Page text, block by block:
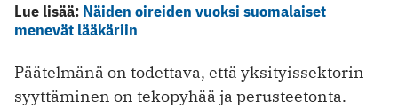
Lue lisää: Näiden oireiden vuoksi suomalaiset
menevät lääkäriin
Päätelmänä on todettava, että yksityissektorin
syyttäminen on tekopyhää ja perusteetonta. ­